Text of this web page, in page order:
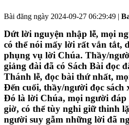
Bài đăng ngày 2024-09-27 06:29:49 |
Dứt lời nguyện nhập lễ, mọi
có thể nói mấy lời rất vắn tắt,
phụng vụ lời Chúa. Thầy/
giảng đài đã có Sách Bài đọc
Thánh lễ, đọc bài thứ nhất,
Đến cuối, thầy/người đọc
Đó là lời Chúa, mọi người
giờ, có thể tùy nghi giữ thinh
người suy gẫm những lời đã